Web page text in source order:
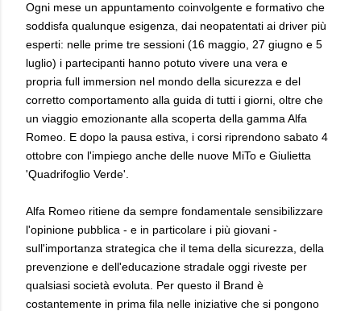
Ogni mese un appuntamento coinvolgente e formativo che
soddisfa qualunque esigenza, dai neopatentati ai driver più
esperti: nelle prime tre sessioni (16 maggio, 27 giugno e 5
luglio) i partecipanti hanno potuto vivere una vera e
propria full immersion nel mondo della sicurezza e del
corretto comportamento alla guida di tutti i giorni, oltre che
un viaggio emozionante alla scoperta della gamma Alfa
Romeo. E dopo la pausa estiva, i corsi riprendono sabato 4
ottobre con l'impiego anche delle nuove MiTo e Giulietta
'Quadrifoglio Verde'.
Alfa Romeo ritiene da sempre fondamentale sensibilizzare
l'opinione pubblica - e in particolare i più giovani -
sull'importanza strategica che il tema della sicurezza, della
prevenzione e dell'educazione stradale oggi riveste per
qualsiasi società evoluta. Per questo il Brand è
costantemente in prima fila nelle iniziative che si pongono